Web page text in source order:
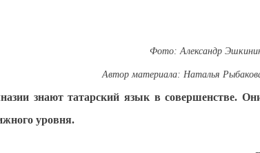
Фото: Александр
Автор материала: Наталья
знают татарский язык в совершенстве.
уровня.